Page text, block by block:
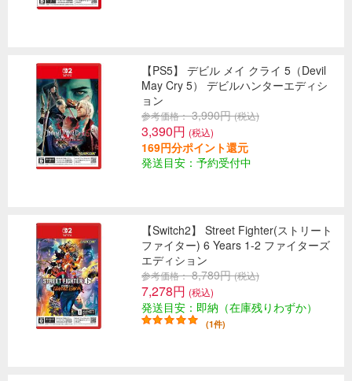
【PS5】 デビル メイ クライ 5（Devil
May Cry 5） デビルハンターエディシ
ョン
参考価格： 3,990円(税込)
3,390円 (税込)
169円分ポイント還元
発送目安：予約受付中
【Switch2】 Street Fighter(ストリート
ファイター) 6 Years 1-2 ファイターズ
エディション
参考価格： 8,789円(税込)
7,278円 (税込)
発送目安：即納（在庫残りわずか）
(1件)